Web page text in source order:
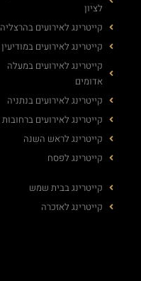
לציון
קייטרינג לאירועים בהרצליה
קייטרינג לאירועים במודיעין
קייטרינג לאירועים במעלה
אדומים
קייטרינג לאירועים בנתניה
קייטרינג לאירועים ברחובות
קייטרינג לראש השנה
קייטרינג לפסח
קייטרינג בבית שמש
קייטרינג לאזכרה